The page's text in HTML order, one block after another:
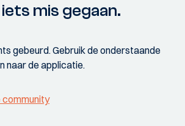
mis gegaan.
gebeurd. Gebruik de onderstaande
naar de applicatie.
community